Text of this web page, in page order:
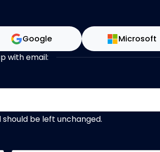
Google Microsoft
with email:
should be left unchanged.